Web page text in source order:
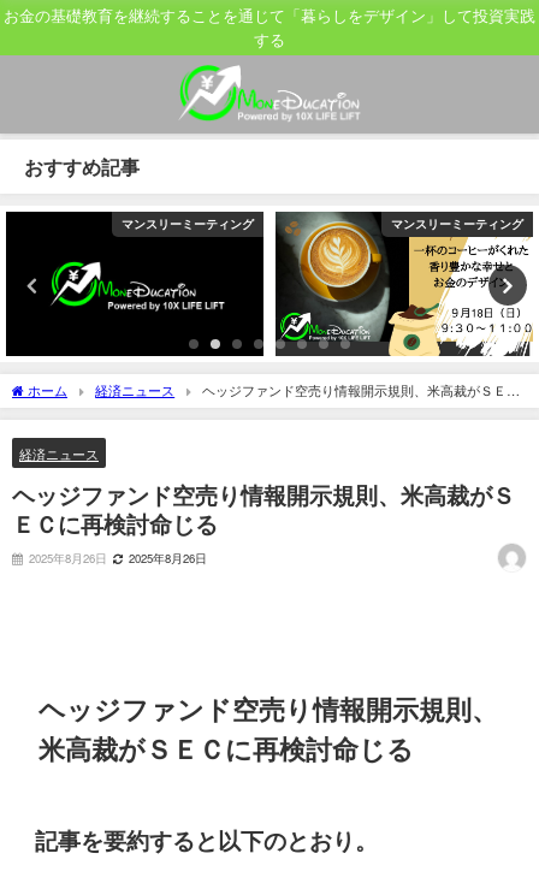
お金の基礎教育を継続することを通じて「暮らしをデザイン」して投資実践
する
おすすめ記事
マンスリーミーティング マンスリーミーティング
ホーム 経済ニュース
ヘッジファンド空売り情報開示規則、米高裁がＳＥＣ
に再検討命じる
経済ニュース
ヘッジファンド空売り情報開示規則、米高裁がＳ
ＥＣに再検討命じる
2025年8月26日 2025年8月26日
ヘッジファンド空売り情報開示規則、
米高裁がＳＥＣに再検討命じる
記事を要約すると以下のとおり。